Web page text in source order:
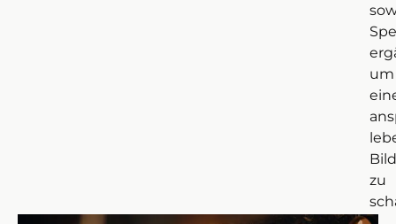
um
zu